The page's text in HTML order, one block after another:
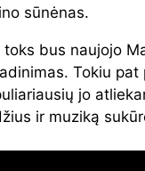
sūnėnas.
bus naujojo
Tokiu pat
jo
ir muziką